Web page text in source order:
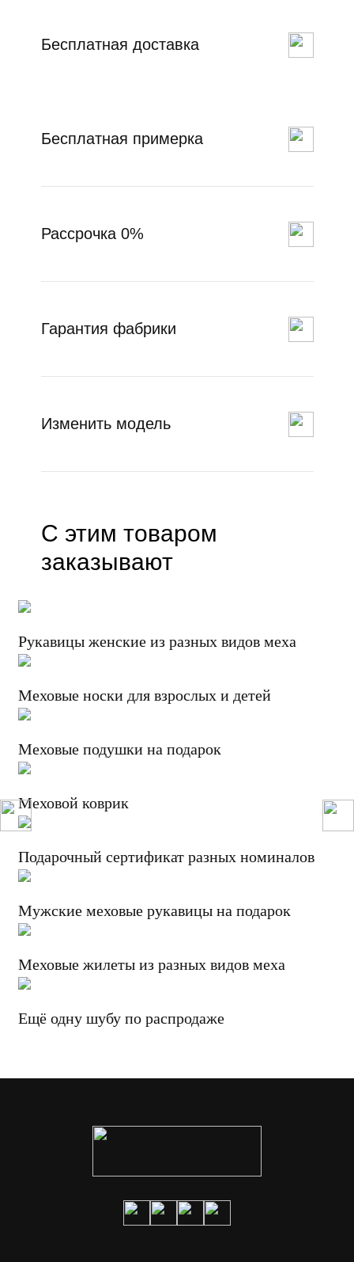
Бесплатная доставка
Бесплатная примерка
Рассрочка 0%
Гарантия фабрики
Изменить модель
С этим товаром
заказывают
Рукавицы женские из разных видов меха
Меховые носки для взрослых и детей
Меховые подушки на подарок
Меховой коврик
Подарочный сертификат разных номиналов
Мужские меховые рукавицы на подарок
Меховые жилеты из разных видов меха
Ещё одну шубу по распродаже